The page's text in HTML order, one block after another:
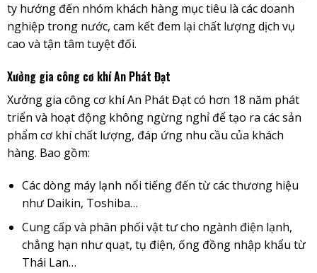
ty hướng đến nhóm khách hàng mục tiêu là các doanh
nghiệp trong nước, cam kết đem lại chất lượng dịch vụ
cao và tận tâm tuyệt đối.
Xưởng gia công cơ khí An Phát Đạt
Xưởng gia công cơ khí An Phát Đạt có hơn 18 năm phát
triển và hoạt động không ngừng nghỉ để tạo ra các sản
phẩm cơ khí chất lượng, đáp ứng nhu cầu của khách
hàng. Bao gồm:
Các dòng máy lạnh nổi tiếng đến từ các thương hiệu
như Daikin, Toshiba…
Cung cấp và phân phối vật tư cho ngành điện lạnh,
chẳng hạn như quạt, tụ điện, ống đồng nhập khẩu từ
Thái Lan…